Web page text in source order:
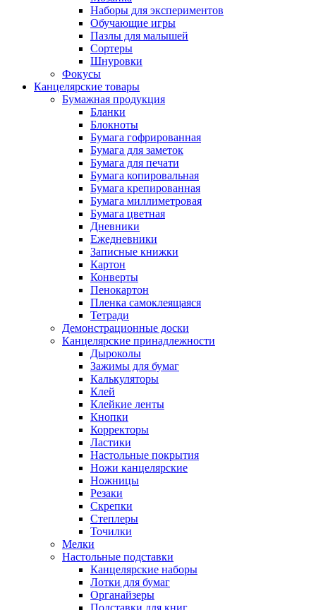
Наборы для экспериментов
Обучающие игры
Пазлы для малышей
Сортеры
Шнуровки
Фокусы
Канцелярские товары
Бумажная продукция
Бланки
Блокноты
Бумага гофрированная
Бумага для заметок
Бумага для печати
Бумага копировальная
Бумага крепированная
Бумага миллиметровая
Бумага цветная
Дневники
Ежедневники
Записные книжки
Картон
Конверты
Пенокартон
Пленка самоклеящаяся
Тетради
Демонстрационные доски
Канцелярские принадлежности
Дыроколы
Зажимы для бумаг
Калькуляторы
Клей
Клейкие ленты
Кнопки
Корректоры
Ластики
Настольные покрытия
Ножи канцелярские
Ножницы
Резаки
Скрепки
Степлеры
Точилки
Мелки
Настольные подставки
Канцелярские наборы
Лотки для бумаг
Органайзеры
Подставки для книг